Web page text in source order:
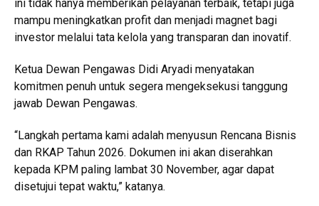
ini tidak hanya memberikan pelayanan terbaik, tetapi juga
mampu meningkatkan profit dan menjadi magnet bagi
investor melalui tata kelola yang transparan dan inovatif.
Ketua Dewan Pengawas Didi Aryadi menyatakan
komitmen penuh untuk segera mengeksekusi tanggung
jawab Dewan Pengawas.
“Langkah pertama kami adalah menyusun Rencana Bisnis
dan RKAP Tahun 2026. Dokumen ini akan diserahkan
kepada KPM paling lambat 30 November, agar dapat
disetujui tepat waktu,” katanya.